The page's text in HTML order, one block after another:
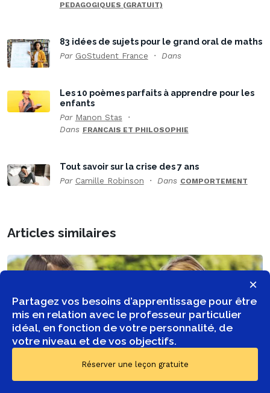
×
Partagez vos besoins d’apprentissage pour être
mis en relation avec le professeur particulier
idéal, en fonction de votre personnalité, de
votre niveau et de vos objectifs.
Réserver une leçon gratuite
PEDAGOGIQUES (GRATUIT)
83 idées de sujets pour le grand oral de maths
Par GoStudent France Dans
Les 10 poèmes parfaits à apprendre pour les
enfants
Par Manon Stas
Dans FRANCAIS ET PHILOSOPHIE
Tout savoir sur la crise des 7 ans
Par Camille Robinson Dans COMPORTEMENT
Articles similaires